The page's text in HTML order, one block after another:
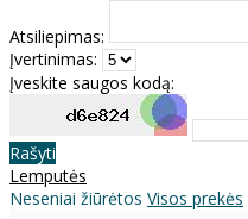
Atsiliepimas:
Įvertinimas:
Įveskite saugos kodą:
Rašyti
Lemputės
Neseniai žiūrėtos Visos prekės